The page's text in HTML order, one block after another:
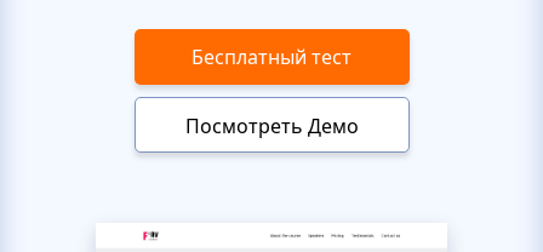
Бесплатный тест
Посмотреть Демо